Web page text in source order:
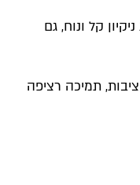
קל ונוח, גם
תמיכה רציפה